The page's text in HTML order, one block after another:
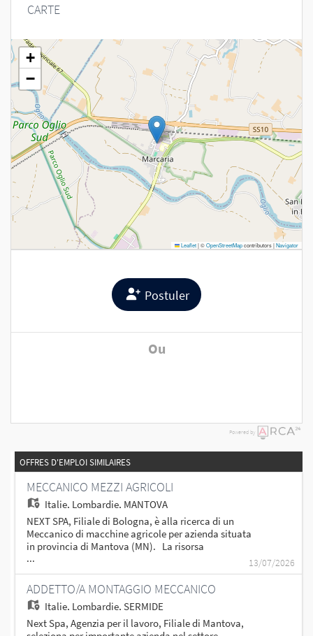
CARTE
+
−
Leaflet|©OpenStreetMapcontributors |Navigator
Postuler
Ou
Powered by
OFFRES D'EMPLOI SIMILAIRES
MECCANICO MEZZI AGRICOLI
Italie, Lombardie, MANTOVA
NEXT SPA, Filiale di Bologna, è alla ricerca di un
Meccanico di macchine agricole per azienda situata
in provincia di Mantova (MN). La risorsa
selezionata si occuperà di: - Attività di montaggio,
manutenzione e riparazione sui macchinari; -
Collaborazione con il team per garantire elevati
standard di qualità e sicurezza sul lavoro; - Capacità
di diagnosticare e risolvere problemi meccanici,
guasti e anomalie nelle attrezzature. Requisiti: -
... 13/07/2026
ADDETTO/A MONTAGGIO MECCANICO
Italie, Lombardie, SERMIDE
Next Spa, Agenzia per il lavoro, Filiale di Mantova,